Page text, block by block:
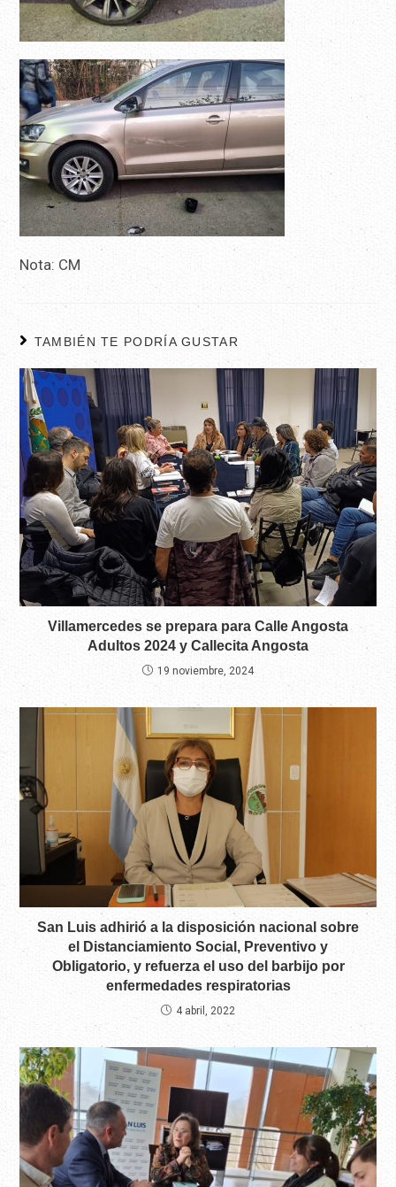
Nota: CM
TAMBIÉN TE PODRÍA GUSTAR
Villamercedes se prepara para Calle Angosta
Adultos 2024 y Callecita Angosta
19 noviembre, 2024
San Luis adhirió a la disposición nacional sobre
el Distanciamiento Social, Preventivo y
Obligatorio, y refuerza el uso del barbijo por
enfermedades respiratorias
4 abril, 2022